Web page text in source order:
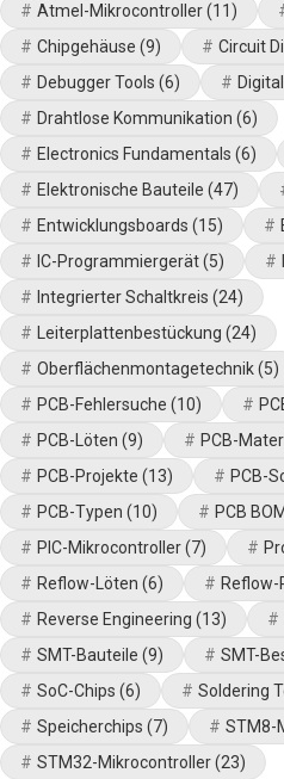
Atmel-Mikrocontroller(11)
Chipgehäuse (9) Circuit
Debugger Tools (6)
Drahtlose Kommunikation (6)
Electronics Fundamentals (6)
Elektronische Bauteile (47)
Entwicklungsboards (15)
IC-Programmiergerät(5)
Integrierter Schaltkreis (24)
Leiterplattenbestückung (24)
Oberflächenmontagetechnik(5)
PCB-Fehlersuche (10)
PCB-Löten (9) PCB-
PCB-Projekte (13) PCB-
PCB-Typen (10) PCB BOM
PIC-Mikrocontroller(7)
Reflow-Löten (6)
Reverse Engineering (13)
SMT-Bauteile (9) SMT-
SoC-Chips (6) Soldering
Speicherchips (7) STM8-
STM32-Mikrocontroller(23)